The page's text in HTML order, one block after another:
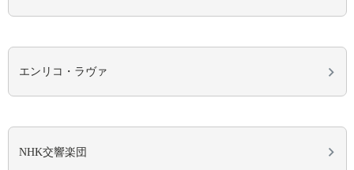
エンリコ・ラヴァ
NHK交響楽団